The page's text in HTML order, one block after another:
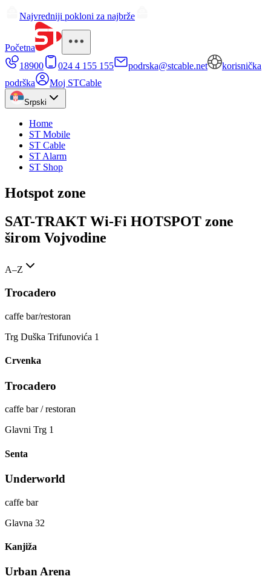
Najvredniji pokloni za najbrže
Početna
18900
024 4 155 155 podrska@stcable.net
korisnička
podrška
Moj STCable
Srpski
Home
ST Mobile
ST Cable
ST Alarm
ST Shop
Hotspot zone
SAT-TRAKT Wi-Fi HOTSPOT zone
širom Vojvodine
A–Z
Trocadero
caffe bar/restoran
Trg Duška Trifunovića 1
Crvenka
Trocadero
caffe bar / restoran
Glavni Trg 1
Senta
Underworld
caffe bar
Glavna 32
Kanjiža
Urban Arena